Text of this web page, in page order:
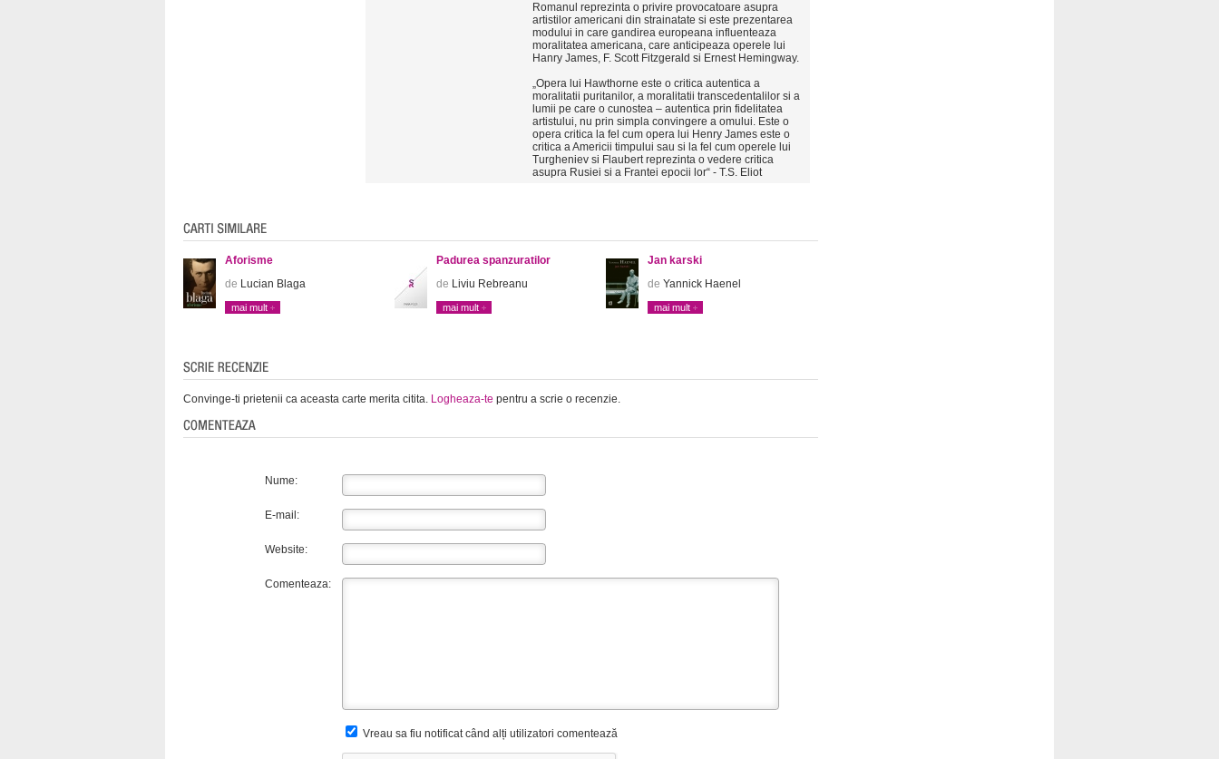
Romanul reprezinta o privire provocatoare asupra
artistilor americani din strainatate si este prezentarea
modului in care gandirea europeana influenteaza
moralitatea americana, care anticipeaza operele lui
Hanry James, F. Scott Fitzgerald si Ernest Hemingway.
„Opera lui Hawthorne este o critica autentica a
moralitatii puritanilor, a moralitatii transcedentalilor si a
lumii pe care o cunostea – autentica prin fidelitatea
artistului, nu prin simpla convingere a omului. Este o
opera critica la fel cum opera lui Henry James este o
critica a Americii timpului sau si la fel cum operele lui
Turgheniev si Flaubert reprezinta o vedere critica
asupra Rusiei si a Frantei epocii lor“ - T.S. Eliot
Aforisme
de Lucian Blaga
mai mult
Padurea spanzuratilor
de Liviu Rebreanu
mai mult
Jan karski
de Yannick Haenel
mai mult
Convinge-ti prietenii ca aceasta carte merita citita. Logheaza-te pentru a scrie o recenzie.
Nume:
E-mail:
Website:
Comenteaza:
Vreau sa fiu notificat când alți utilizatori comentează